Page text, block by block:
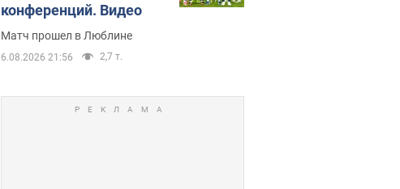
конференций. Видео
Матч прошел в Люблине
6.08.2026 21:56 2,7 т.